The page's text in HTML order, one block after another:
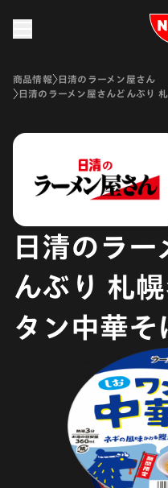
商品情報
日清のラーメン屋さん
日清のラーメン屋さんどんぶり
日清のラー
んぶり 札
タン中華そ